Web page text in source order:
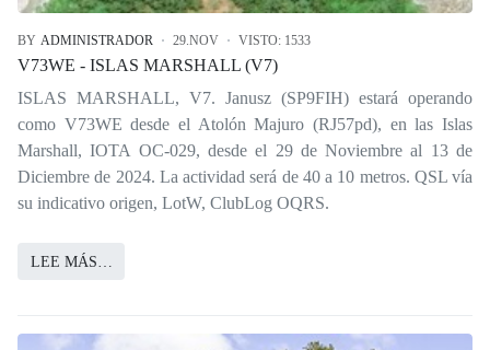
BY ADMINISTRADOR 29.NOV VISTO: 1533
V73WE - ISLAS MARSHALL (V7)
ISLAS MARSHALL, V7. Janusz (SP9FIH) estará operando
como V73WE desde el Atolón Majuro (RJ57pd), en las Islas
Marshall, IOTA OC-029, desde el 29 de Noviembre al 13 de
Diciembre de 2024. La actividad será de 40 a 10 metros. QSL vía
su indicativo origen, LotW, ClubLog OQRS.
LEE MÁS…